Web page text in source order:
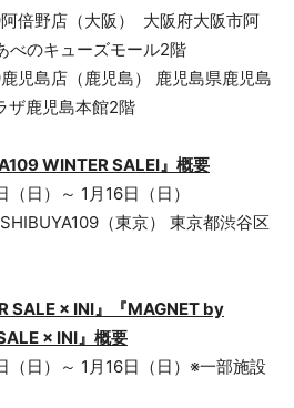
店（大阪） 大阪府大阪市阿
のキューズモール2階
店（鹿児島） 鹿児島県鹿児島
鹿児島本館2階
WINTER SALEI』概要
日）～ 1月16日（日）
（東京） 東京都渋谷区
SALE × INI』『MAGNET by
× INI』概要
（日）～ 1月16日（日）※一部施設